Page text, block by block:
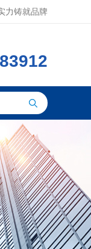
力铸就品牌